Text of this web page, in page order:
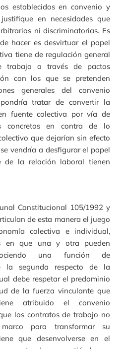
establecidos en convenio y
en necesidades que
ni discriminatorias. Es
hacer es desvirtuar el papel
tiene de regulación general
trabajo a través de pactos
con los que se pretenden
generales del convenio
tratar de convertir la
fuente colectiva por vía de
concretos en contra de lo
que dejarían sin efecto
vendría a desfigurar el papel
la relación laboral tienen
Constitucional 105/1992 y
de esta manera el juego
colectiva e individual,
en que una y otra pueden
una función de
la segunda respecto de la
debe respetar el predominio
de la fuerza vinculante que
atribuido el convenio
los contratos de trabajo no
para transformar su
que desenvolverse en el